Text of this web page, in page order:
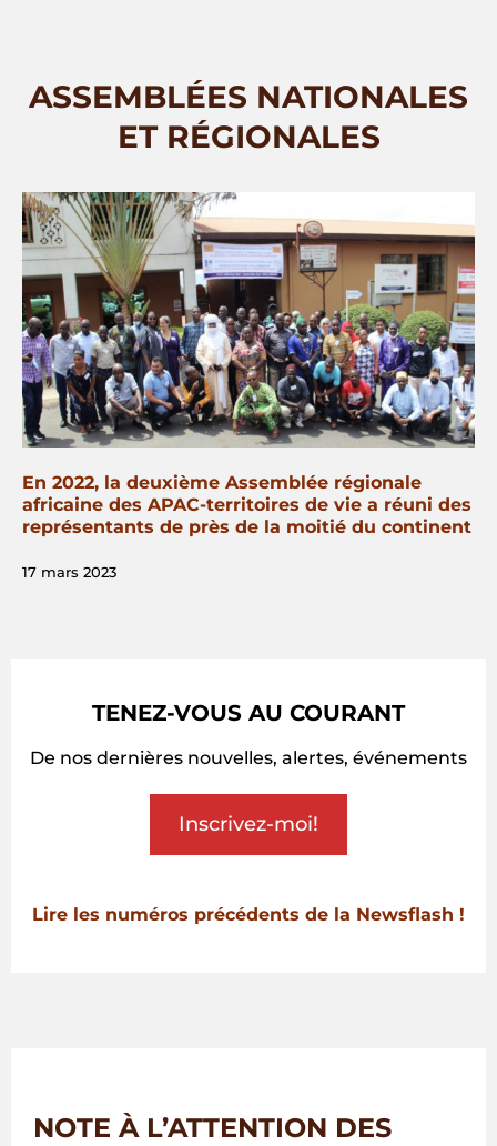
ASSEMBLÉES NATIONALES
ET RÉGIONALES
En 2022, la deuxième Assemblée régionale
africaine des APAC-territoires de vie a réuni des
représentants de près de la moitié du continent
17 mars 2023
TENEZ-VOUS AU COURANT
De nos dernières nouvelles, alertes, événements
Inscrivez-moi!
Lire les numéros précédents de la Newsflash !
NOTE À L’ATTENTION DES